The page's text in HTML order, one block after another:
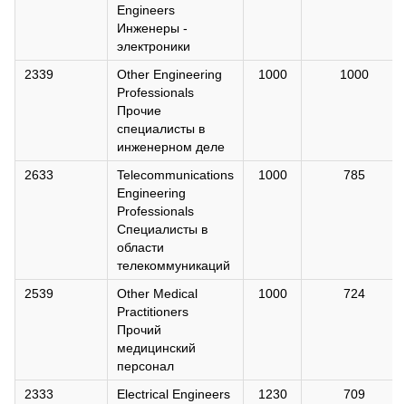
Engineers
Инженеры -
электроники
2339
Other Engineering
Professionals
Прочие
специалисты в
инженерном деле
1000 1000
2633
Telecommunications
Engineering
Professionals
Специалисты в
области
телекоммуникаций
1000 785
2539
Other Medical
Practitioners
Прочий
медицинский
персонал
1000 724
2333
Electrical Engineers
1230 709